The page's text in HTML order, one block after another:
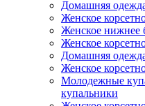
Домашняя
Женское
Женское нижнее
Женское
Домашняя
Женское
Молодежные
купальники